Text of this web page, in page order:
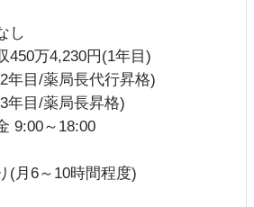
し
450万4,230円(1年目)
年目/薬局長代行昇格)
年目/薬局長昇格)
9:00～18:00
(月6～10時間程度)